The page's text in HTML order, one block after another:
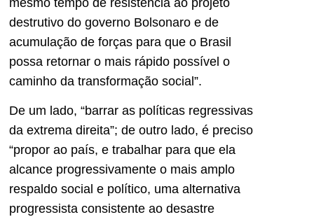
destrutivo do governo Bolsonaro e de
acumulação de forças para que o Brasil
possa retornar o mais rápido possível o
caminho da transformação social”.
De um lado, “barrar as políticas regressivas
da extrema direita”; de outro lado, é preciso
“propor ao país, e trabalhar para que ela
alcance progressivamente o mais amplo
respaldo social e político, uma alternativa
progressista consistente ao desastre